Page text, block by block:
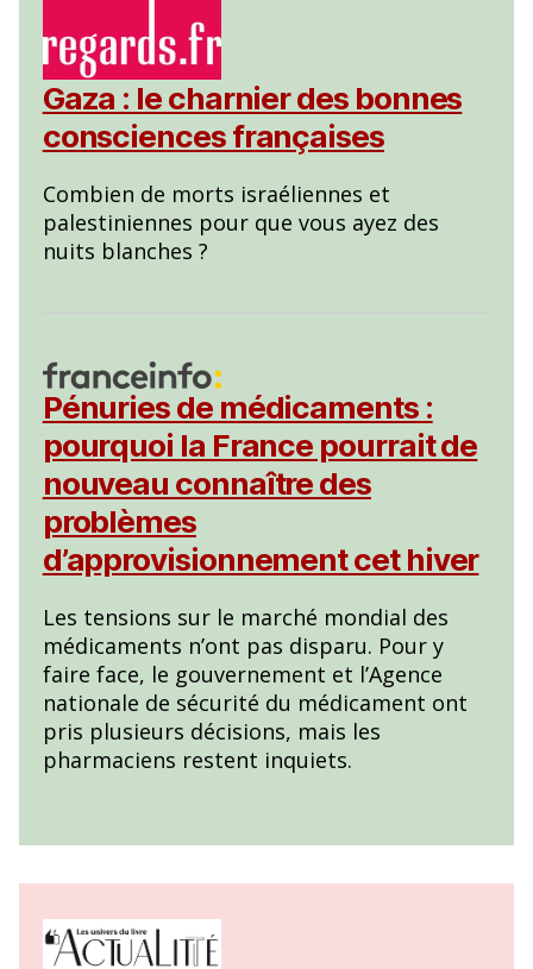
Gaza : le charnier des bonnes
consciences françaises
Combien de morts israéliennes et
palestiniennes pour que vous ayez des
nuits blanches ?
Pénuries de médicaments :
pourquoi la France pourrait de
nouveau connaître des
problèmes
d’approvisionnement cet hiver
Les tensions sur le marché mondial des
médicaments n’ont pas disparu. Pour y
faire face, le gouvernement et l’Agence
nationale de sécurité du médicament ont
pris plusieurs décisions, mais les
pharmaciens restent inquiets.